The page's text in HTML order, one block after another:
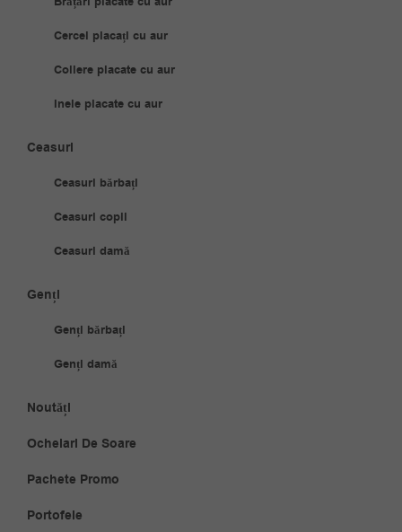
Cercei placați cu aur
Coliere placate cu aur
Inele placate cu aur
Ceasuri
Ceasuri bărbați
Ceasuri copii
Ceasuri damă
Genți
Genți bărbați
Genți damă
Noutăți
Ochelari De Soare
Pachete Promo
Portofele